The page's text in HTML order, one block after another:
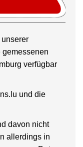
gemessenen
verfügbar
und die
davon nicht
allerdings in